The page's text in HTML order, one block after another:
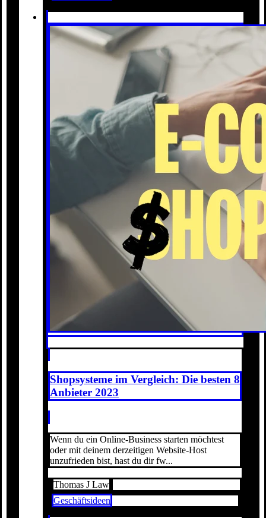
Shopsysteme im Vergleich: Die besten 8
Anbieter 2023
Wenn du ein Online-Business starten möchtest
oder mit deinem derzeitigen Website-Host
unzufrieden bist, hast du dir fw...
Thomas J Law
Geschäftsideen